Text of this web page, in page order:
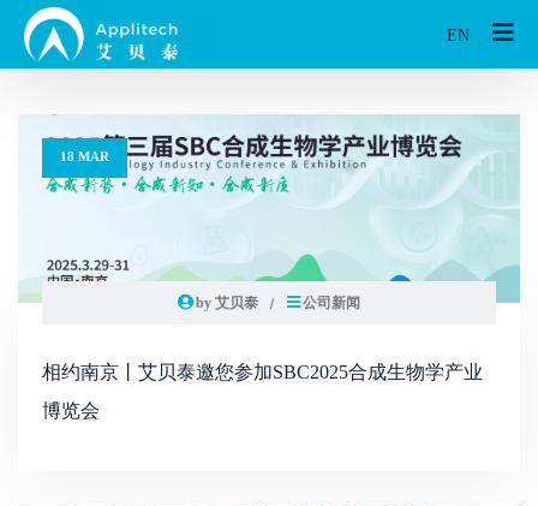
EN
18 MAR
by 艾贝泰 公司新闻
相约南京丨艾贝泰邀您参加SBC2025合成生物学产业
博览会